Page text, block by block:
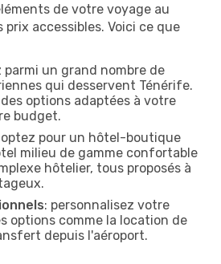
de votre voyage au
prix accessibles. Voici ce que
parmi un grand nombre de
qui desservent Ténérife.
options adaptées à votre
budget.
optez pour un hôtel-boutique
milieu de gamme confortable
hôtelier, tous proposés à
: personnalisez votre
options comme la location de
depuis l'aéroport.